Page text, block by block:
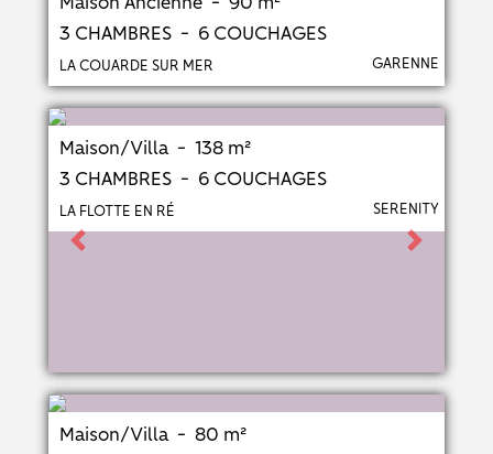
3 CHAMBRES - 6 COUCHAGES
LA COUARDE SUR MER GARENNE
Maison/Villa - 138 m²
3 CHAMBRES - 6 COUCHAGES
LA FLOTTE EN RÉ SERENITY
Previous Next
Maison/Villa - 80 m²